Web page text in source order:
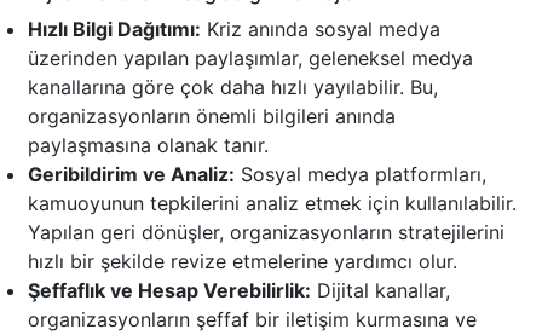
Hızlı Bilgi Dağıtımı: Kriz anında sosyal medya
üzerinden yapılan paylaşımlar, geleneksel medya
kanallarına göre çok daha hızlı yayılabilir. Bu,
organizasyonların önemli bilgileri anında
paylaşmasına olanak tanır.
Geribildirim ve Analiz: Sosyal medya platformları,
kamuoyunun tepkilerini analiz etmek için kullanılabilir.
Yapılan geri dönüşler, organizasyonların stratejilerini
hızlı bir şekilde revize etmelerine yardımcı olur.
Şeffaflık ve Hesap Verebilirlik: Dijital kanallar,
organizasyonların şeffaf bir iletişim kurmasına ve